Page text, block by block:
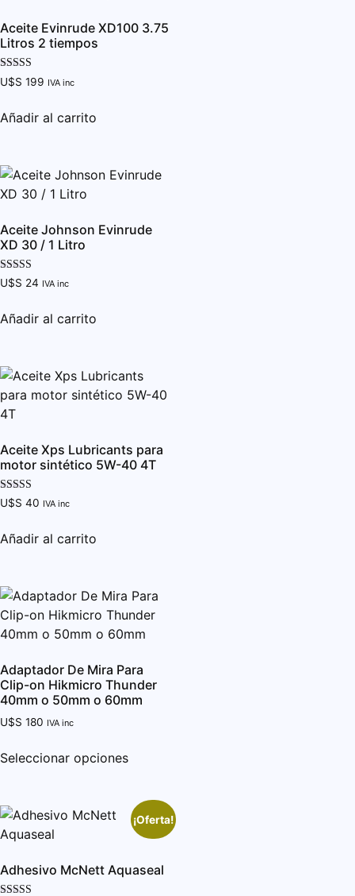
Aceite Evinrude XD100 3.75
Litros 2 tiempos
Valorado con
5.00
U$S 199 IVA inc
Añadir al carrito
Aceite Johnson Evinrude
XD 30 / 1 Litro
Valorado con
5.00
U$S 24 IVA inc
Añadir al carrito
Aceite Xps Lubricants para
motor sintético 5W-40 4T
Valorado con
5.00
U$S 40 IVA inc
Añadir al carrito
Adaptador De Mira Para
Clip-on Hikmicro Thunder
40mm o 50mm o 60mm
U$S 180 IVA inc
Seleccionar opciones
¡Oferta!
Adhesivo McNett Aquaseal